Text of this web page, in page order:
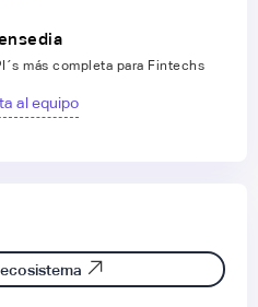
más completa para Fintechs
al equipo